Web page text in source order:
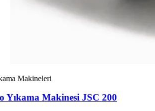
Makineleri
Yıkama Makinesi JSC 200